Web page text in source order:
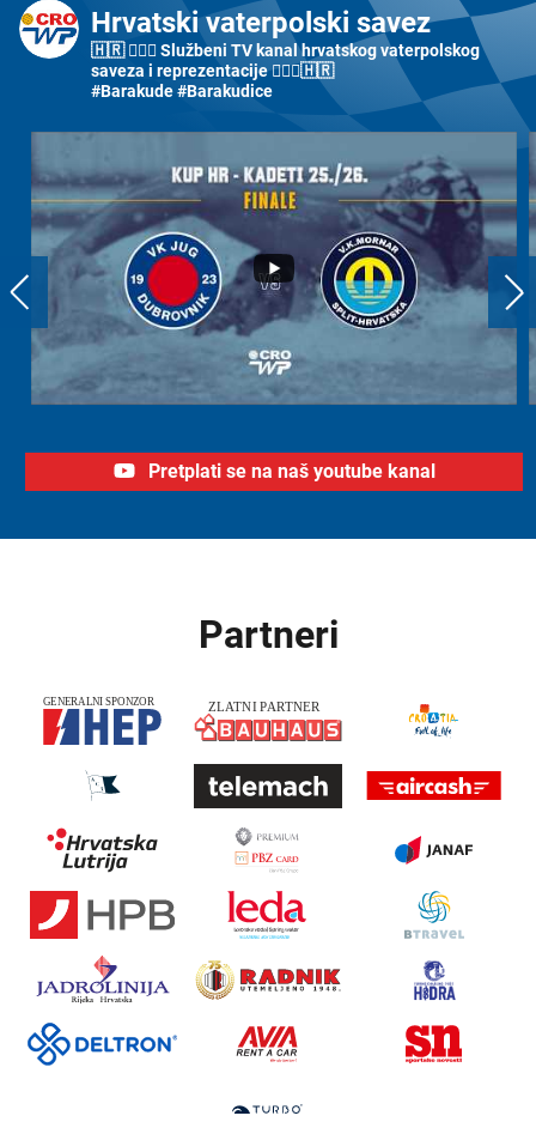
Hrvatski vaterpolski savez
🇭🇷 🤽🏼‍♂️ Službeni TV kanal hrvatskog vaterpolskog
saveza i reprezentacije 🤽🏼‍♀️🇭🇷
#Barakude #Barakudice
Pretplati se na naš youtube kanal
Partneri